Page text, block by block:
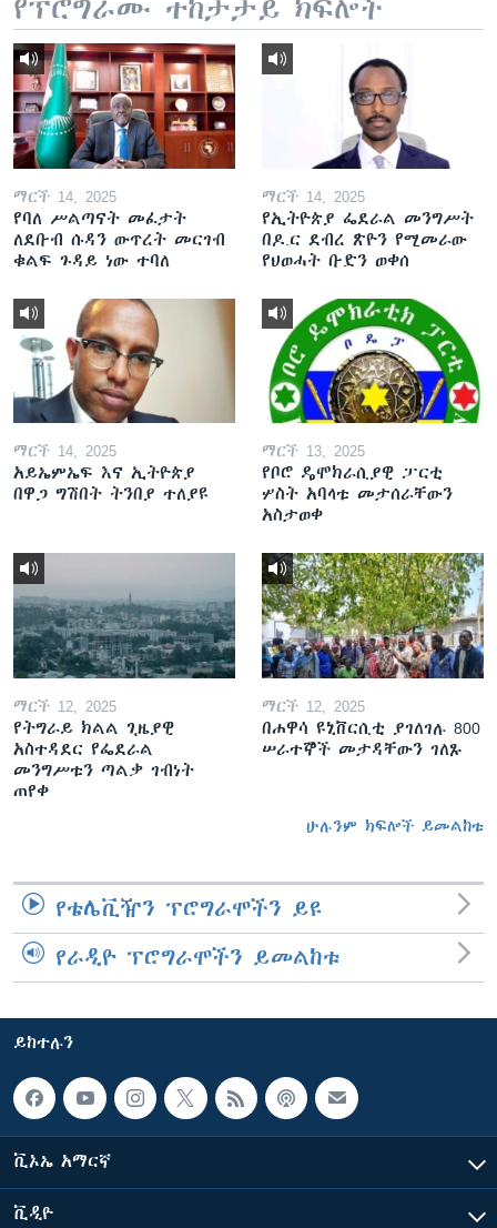
የፕሮግራሙ ተከታታይ ክፍሎች
ማርች 14, 2025
የባለ ሥልጣናት መፈታት
ለደቡብ ሱዳን ውጥረት መርገብ
ቁልፍ ጉዳይ ነው ተባለ
ማርች 14, 2025
የኢትዮጵያ ፌደራል መንግሥት
በዶ.ር ደብረ ጽዮን የሚመራው
የህወሓት ቡድን ወቀሰ
ማርች 14, 2025
አይኤምኤፍ እና ኢትዮጵያ
በዋጋ ግሽበት ትንበያ ተለያዩ
ማርች 13, 2025
የቦሮ ዴሞክራሲያዊ ፓርቲ
ሦስት አባላቱ መታሰራቸውን
አስታወቀ
ማርች 12, 2025
የትግራይ ክልል ጊዜያዊ
አስተዳደር የፌደራል
መንግሥቱን ጣልቃ ገብነት
ጠየቀ
ማርች 12, 2025
በሐዋሳ ዩኒቨርሲቲ ያገለገሉ 800
ሠራተኞች መታዳቸውን ገለጹ
ሁሉንም ክፍሎች ይመልከቱ
የቴሌቪዥን ፕሮግራሞችን ይዩ
የራዲዮ ፕሮግራሞችን ይመልከቱ
ይከተሉን
ቪኦኤ አማርኛ
ቪዲዮ